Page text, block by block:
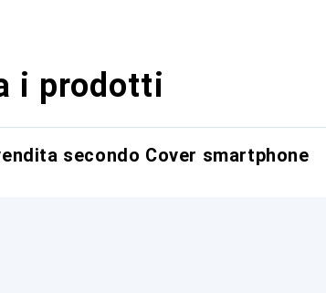
i prodotti
secondo Cover smartphone